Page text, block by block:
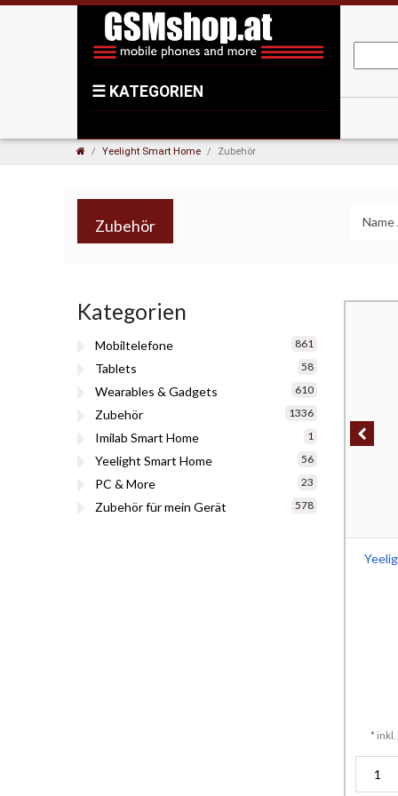
☰ KATEGORIEN
Yeelight Smart Home Zubehör
Zubehör
Kategorien
Mobiltelefone 861
Tablets 58
Wearables & Gadgets 610
Zubehör 1336
Imilab Smart Home 1
Yeelight Smart Home 56
PC & More 23
Zubehör für mein Gerät 578
* inkl.